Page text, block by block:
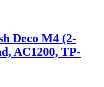
Deco M4 (2-
AC1200, TP-